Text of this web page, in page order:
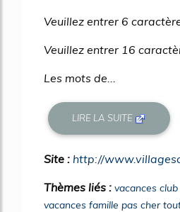
Veuillez entrer 6
Veuillez entrer 16
Les mots de...
LIRE LA SUITE
Site : http://
Thèmes liés : vacances
vacances famille pas cher